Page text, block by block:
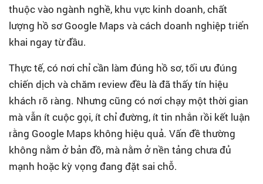
thuộc vào ngành nghề, khu vực kinh doanh, chất
lượng hồ sơ Google Maps và cách doanh nghiệp triển
khai ngay từ đầu.
Thực tế, có nơi chỉ cần làm đúng hồ sơ, tối ưu đúng
chiến dịch và chăm review đều là đã thấy tín hiệu
khách rõ ràng. Nhưng cũng có nơi chạy một thời gian
mà vẫn ít cuộc gọi, ít chỉ đường, ít tin nhắn rồi kết luận
rằng Google Maps không hiệu quả. Vấn đề thường
không nằm ở bản đồ, mà nằm ở nền tảng chưa đủ
mạnh hoặc kỳ vọng đang đặt sai chỗ.